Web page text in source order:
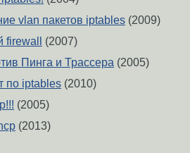
vlan пакетов iptables (2009)
firewall (2007)
Пинга и Трассера (2005)
по iptables (2010)
(2005)
(2013)